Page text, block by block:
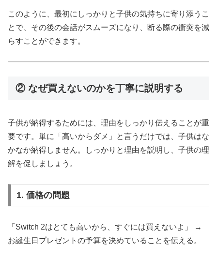
このように、最初にしっかりと子供の気持ちに寄り添うこ
とで、その後の会話がスムーズになり、断る際の衝突を減
らすことができます。
② なぜ買えないのかを丁寧に説明する
子供が納得するためには、理由をしっかり伝えることが重
要です。単に「高いからダメ」と言うだけでは、子供はな
かなか納得しません。しっかりと理由を説明し、子供の理
解を促しましょう。
1. 価格の問題
「Switch 2はとても高いから、すぐには買えないよ」 →
お誕生日プレゼントの予算を決めていることを伝える。